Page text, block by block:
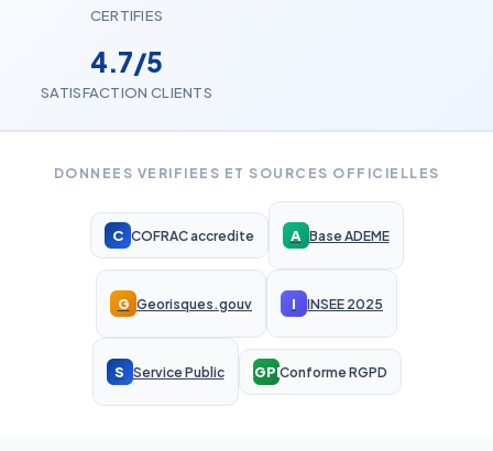
CERTIFIES
4.7/5
SATISFACTION CLIENTS
DONNEES VERIFIEES ET SOURCES OFFICIELLES
C COFRAC accredite A Base ADEME
G Georisques.gouv I INSEE 2025
S Service Public RGPDConforme RGPD